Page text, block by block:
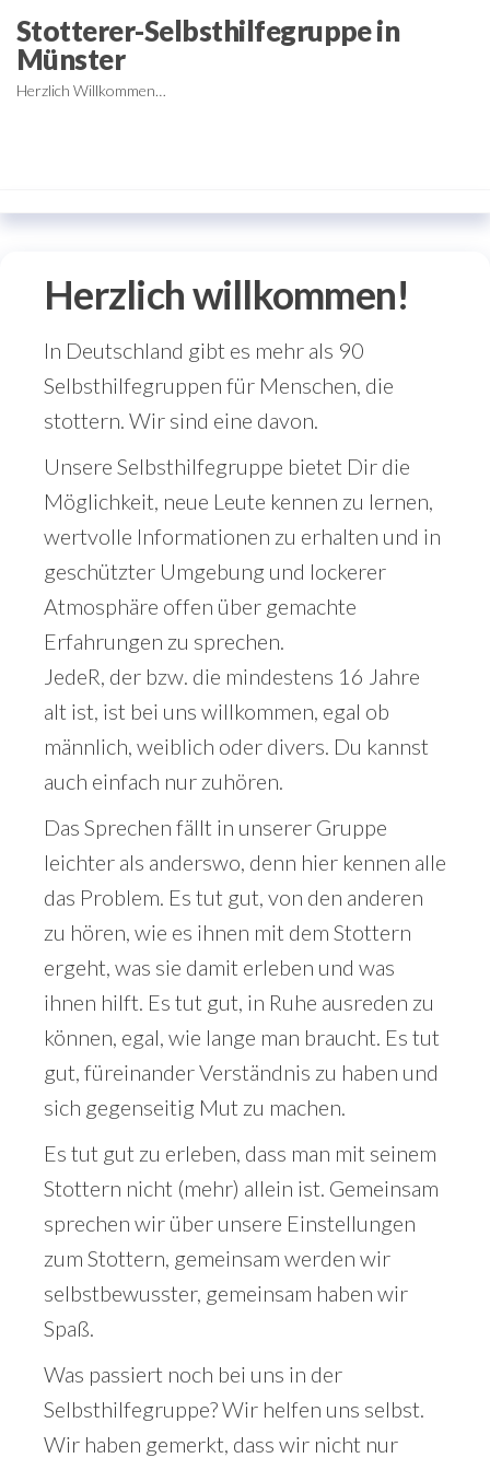
Inhalt
springen
Stotterer-Selbsthilfegruppe in
Münster
Herzlich Willkommen…
Herzlich willkommen!
In Deutschland gibt es mehr als 90
Selbsthilfegruppen für Menschen, die
stottern. Wir sind eine davon.
Unsere Selbsthilfegruppe bietet Dir die
Möglichkeit, neue Leute kennen zu lernen,
wertvolle Informationen zu erhalten und in
geschützter Umgebung und lockerer
Atmosphäre offen über gemachte
Erfahrungen zu sprechen.
JedeR, der bzw. die mindestens 16 Jahre
alt ist, ist bei uns willkommen, egal ob
männlich, weiblich oder divers. Du kannst
auch einfach nur zuhören.
Das Sprechen fällt in unserer Gruppe
leichter als anderswo, denn hier kennen alle
das Problem. Es tut gut, von den anderen
zu hören, wie es ihnen mit dem Stottern
ergeht, was sie damit erleben und was
ihnen hilft. Es tut gut, in Ruhe ausreden zu
können, egal, wie lange man braucht. Es tut
gut, füreinander Verständnis zu haben und
sich gegenseitig Mut zu machen.
Es tut gut zu erleben, dass man mit seinem
Stottern nicht (mehr) allein ist. Gemeinsam
sprechen wir über unsere Einstellungen
zum Stottern, gemeinsam werden wir
selbstbewusster, gemeinsam haben wir
Spaß.
Was passiert noch bei uns in der
Selbsthilfegruppe? Wir helfen uns selbst.
Wir haben gemerkt, dass wir nicht nur